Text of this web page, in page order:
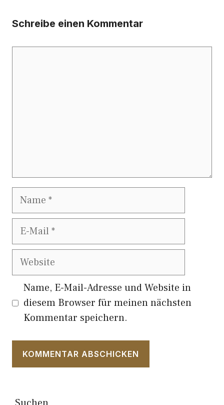
Schreibe einen Kommentar
Name
E-
Website
Name, E-Mail-Adresse und Website in
diesem Browser für meinen nächsten
Kommentar speichern.